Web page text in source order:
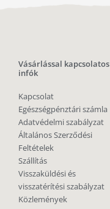
Vásárlással kapcsolatos
infók
Kapcsolat
Egészségpénztári számla
Adatvédelmi szabályzat
Általános Szerződési
Feltételek
Szállítás
Visszaküldési és
visszatérítési szabályzat
Közlemények